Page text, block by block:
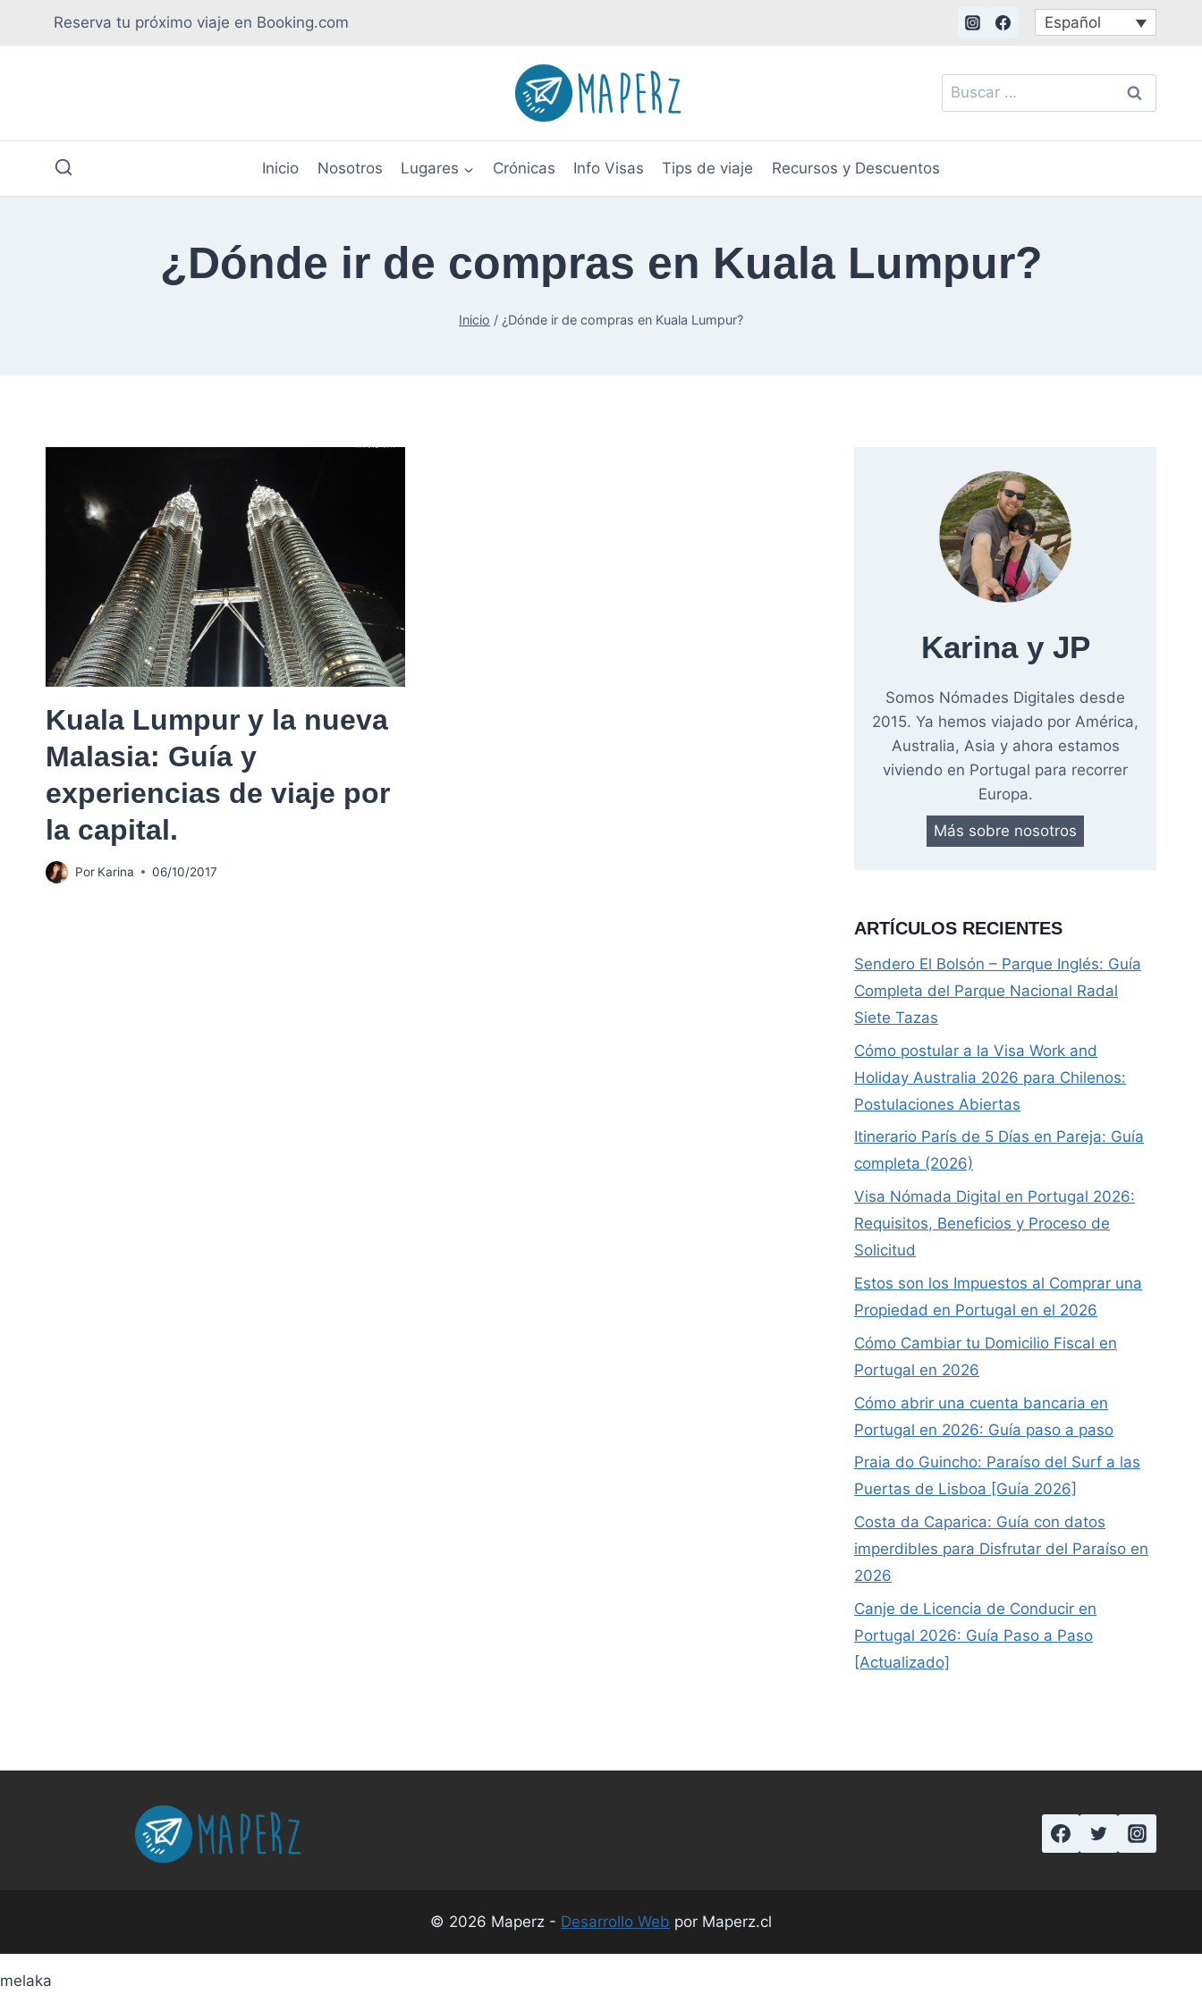
Reserva tu próximo viaje en Booking.com Español
Buscar:
Inicio Nosotros Lugares Crónicas Info Visas Tips de viaje Recursos y Descuentos
¿Dónde ir de compras en Kuala Lumpur?
Inicio / ¿Dónde ir de compras en Kuala Lumpur?
Kuala Lumpur y la nueva
Malasia: Guía y
experiencias de viaje por
la capital.
Por Karina 06/10/2017
Karina y JP
Somos Nómades Digitales desde
2015. Ya hemos viajado por América,
Australia, Asia y ahora estamos
viviendo en Portugal para recorrer
Europa.
Más sobre nosotros
ARTÍCULOS RECIENTES
Sendero El Bolsón – Parque Inglés: Guía
Completa del Parque Nacional Radal
Siete Tazas
Cómo postular a la Visa Work and
Holiday Australia 2026 para Chilenos:
Postulaciones Abiertas
Itinerario París de 5 Días en Pareja: Guía
completa (2026)
Visa Nómada Digital en Portugal 2026:
Requisitos, Beneficios y Proceso de
Solicitud
Estos son los Impuestos al Comprar una
Propiedad en Portugal en el 2026
Cómo Cambiar tu Domicilio Fiscal en
Portugal en 2026
Cómo abrir una cuenta bancaria en
Portugal en 2026: Guía paso a paso
Praia do Guincho: Paraíso del Surf a las
Puertas de Lisboa [Guía 2026]
Costa da Caparica: Guía con datos
imperdibles para Disfrutar del Paraíso en
2026
Canje de Licencia de Conducir en
Portugal 2026: Guía Paso a Paso
[Actualizado]
© 2026 Maperz - Desarrollo Web por Maperz.cl
melaka